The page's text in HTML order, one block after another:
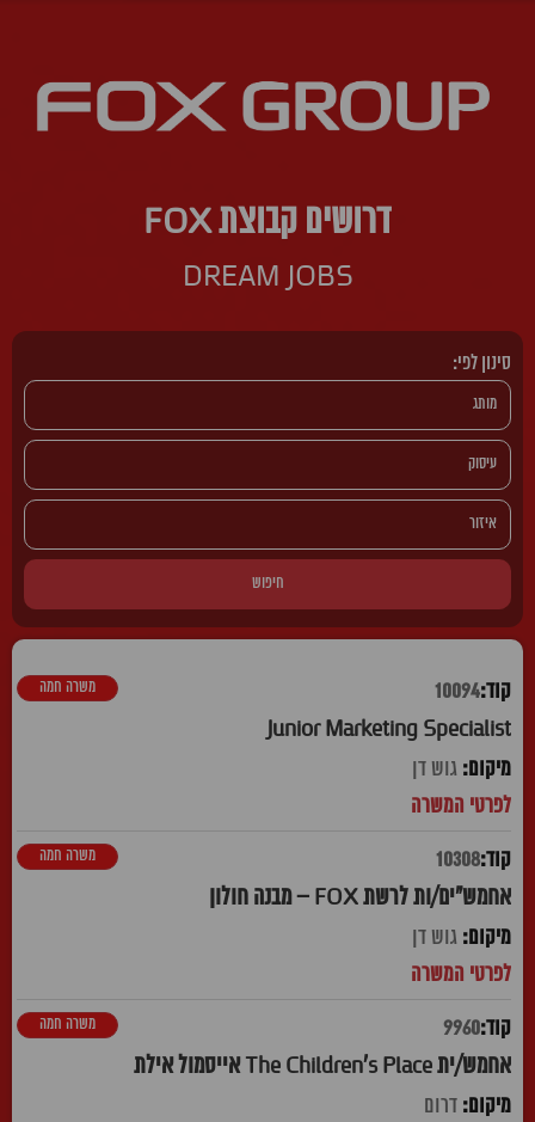
דרושים קבוצת FOX
DREAM JOBS
סינון לפי:
חיפוש
10094
Junior Marketing Specialist
משרה חמה
גוש דן
10308
אחמש"ים/ות לרשת FOX – מבנה חולון
משרה חמה
גוש דן
9960
אחמש/ית The Children's Place אייסמול אילת
משרה חמה
דרום